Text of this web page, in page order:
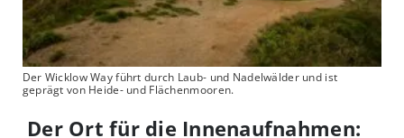
Der Wicklow Way führt durch Laub- und Nadelwälder und ist
geprägt von Heide- und Flächenmooren.
Der Ort für die Innenaufnahmen: